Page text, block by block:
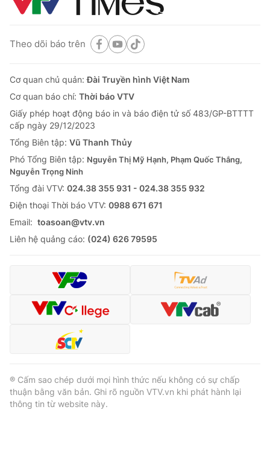
Theo dõi báo trên
Cơ quan chủ quản:Đài Truyền hình Việt Nam
Cơ quan báo chí: Thời báo VTV
Giấy phép hoạt động báo in và báo điện tử số 483/GP-BTTTT
cấp ngày 29/12/2023
Tổng Biên tập: Vũ Thanh Thủy
Phó Tổng Biên tập: Nguyễn Thị Mỹ Hạnh, Phạm Quốc Thắng,
Nguyễn Trọng Ninh
Tổng đài VTV: 024.38 355 931 - 024.38 355 932
Ðiện thoại Thời báo VTV: 0988 671 671
Email: toasoan@vtv.vn
Liên hệ quảng cáo: (024) 626 79595
® Cấm sao chép dưới mọi hình thức nếu không có sự chấp
thuận bằng văn bản. Ghi rõ nguồn VTV.vn khi phát hành lại
thông tin từ website này.